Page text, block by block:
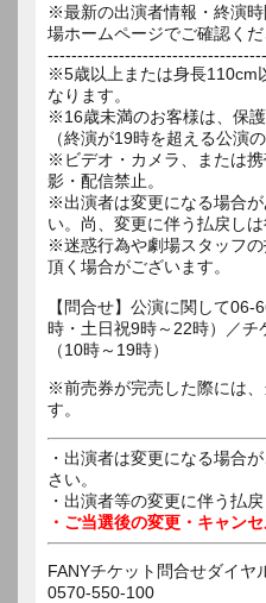
※最新の出演者情報・終演
場ホームページでご確認くだ
※5歳以上または身長110cm
なります。
※16歳未満のお客様は、保護
（終演が19時を超える公演の
※ビデオ・カメラ、または
影・配信禁止。
※出演者は変更になる場合
い。尚、変更に伴う払戻しは
※迷惑行為や劇場スタッフ
頂く場合がございます。
【問合せ】公演に関して
時・土日祝9時～22時）／
（10時～19時）
※前売券が完売した際には
す。
・出演者は変更になる場合
さい。
・出演者等の変更に伴う払
・ご当選後の変更・キャン
FANYチケット問合せダイヤ
0570-550-100